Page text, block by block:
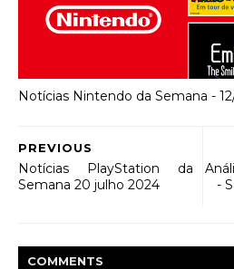
Notícias Nintendo da Semana -
-
PREVIOUS
Notícias PlayStation da
Semana 20 julho 2024
COMMENTS